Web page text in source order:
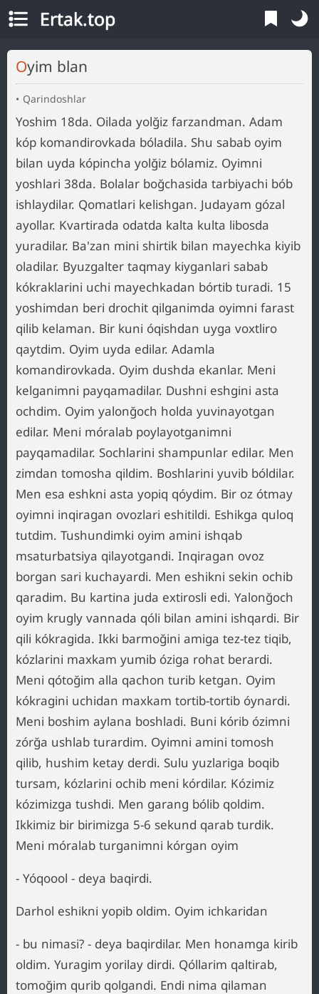
Ertak.top
Oyim blan
Qarindoshlar
Yoshim 18da. Oilada yolğiz farzandman. Adam
kóp komandirovkada bóladila. Shu sabab oyim
bilan uyda kópincha yolğiz bólamiz. Oyimni
yoshlari 38da. Bolalar boğchasida tarbiyachi bób
ishlaydilar. Qomatlari kelishgan. Judayam gózal
ayollar. Kvartirada odatda kalta kulta libosda
yuradilar. Ba'zan mini shirtik bilan mayechka kiyib
oladilar. Byuzgalter taqmay kiyganlari sabab
kókraklarini uchi mayechkadan bórtib turadi. 15
yoshimdan beri drochit qilganimda oyimni farast
qilib kelaman. Bir kuni óqishdan uyga voxtliro
qaytdim. Oyim uyda edilar. Adamla
komandirovkada. Oyim dushda ekanlar. Meni
kelganimni payqamadilar. Dushni eshgini asta
ochdim. Oyim yalonğoch holda yuvinayotgan
edilar. Meni móralab poylayotganimni
payqamadilar. Sochlarini shampunlar edilar. Men
zimdan tomosha qildim. Boshlarini yuvib bóldilar.
Men esa eshkni asta yopiq qóydim. Bir oz ótmay
oyimni inqiragan ovozlari eshitildi. Eshikga quloq
tutdim. Tushundimki oyim amini ishqab
msaturbatsiya qilayotgandi. Inqiragan ovoz
borgan sari kuchayardi. Men eshikni sekin ochib
qaradim. Bu kartina juda extirosli edi. Yalonğoch
oyim krugly vannada qóli bilan amini ishqardi. Bir
qili kókragida. Ikki barmoğini amiga tez-tez tiqib,
kózlarini maxkam yumib óziga rohat berardi.
Meni qótoğim alla qachon turib ketgan. Oyim
kókragini uchidan maxkam tortib-tortib óynardi.
Meni boshim aylana boshladi. Buni kórib ózimni
zórğa ushlab turardim. Oyimni amini tomosh
qilib, hushim ketay derdi. Sulu yuzlariga boqib
tursam, kózlarini ochib meni kórdilar. Kózimiz
kózimizga tushdi. Men garang bólib qoldim.
Ikkimiz bir birimizga 5-6 sekund qarab turdik.
Meni móralab turganimni kórgan oyim
- Yóqoool - deya baqirdi.
Darhol eshikni yopib oldim. Oyim ichkaridan
- bu nimasi? - deya baqirdilar. Men honamga kirib
oldim. Yuragim yorilay dirdi. Qóllarim qaltirab,
tomoğim qurib qolgandi. Endi nima qilaman